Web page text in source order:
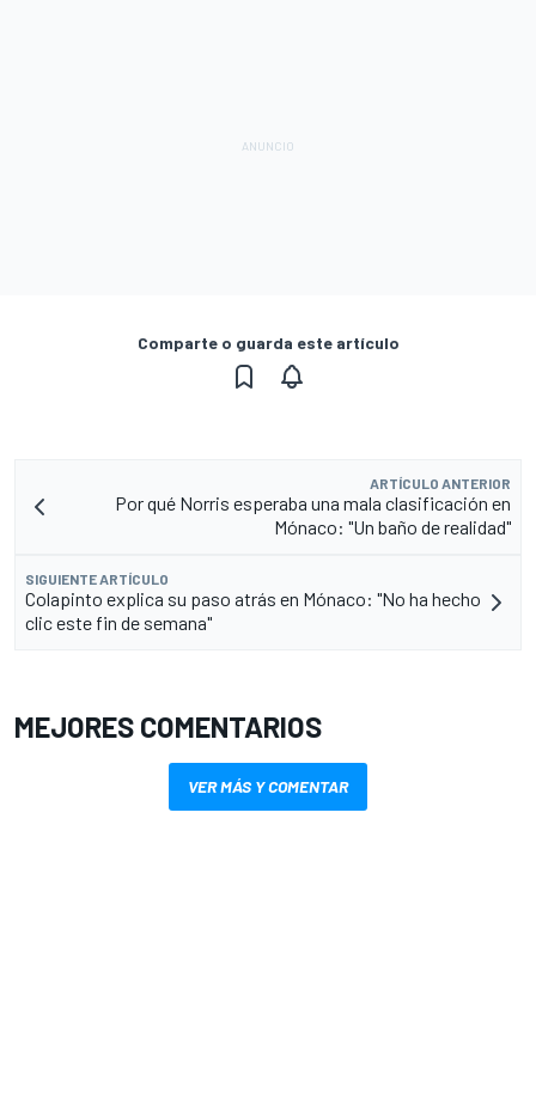
Comparte o guarda este artículo
ARTÍCULO ANTERIOR
Por qué Norris esperaba una mala clasificación en
Mónaco: "Un baño de realidad"
SIGUIENTE ARTÍCULO
Colapinto explica su paso atrás en Mónaco: "No ha hecho
clic este fin de semana"
MEJORES COMENTARIOS
VER MÁS Y COMENTAR